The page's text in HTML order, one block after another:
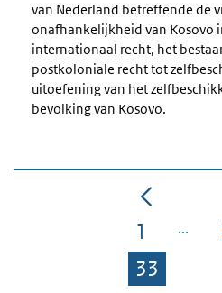
van Nederland betreffende de
onafhankelijkheid van Kosovo
internationaal recht, het
postkoloniale recht tot
uitoefening van het
bevolking van Kosovo.
Pagina
1
Pagina
33